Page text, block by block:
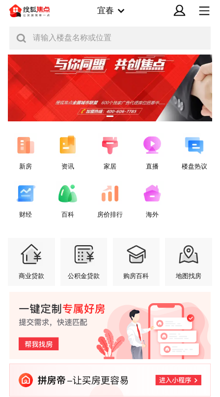
宜春
请输入楼盘名称或位置
新房 资讯 家居 直播 楼盘热议
财经 百科 房价排行 海外
商业贷款 公积金贷款 购房百科 地图找房